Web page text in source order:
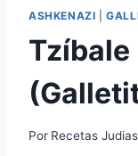
ASHKENAZI |
Tzíbale
Por Recetas Judias